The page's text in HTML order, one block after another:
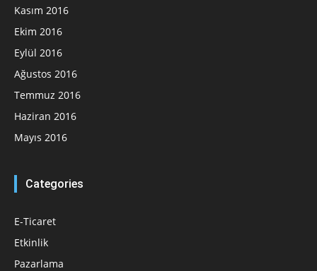
Kasım 2016
Ekim 2016
Eylül 2016
Ağustos 2016
Temmuz 2016
Haziran 2016
Mayıs 2016
Categories
E-Ticaret
Etkinlik
Pazarlama